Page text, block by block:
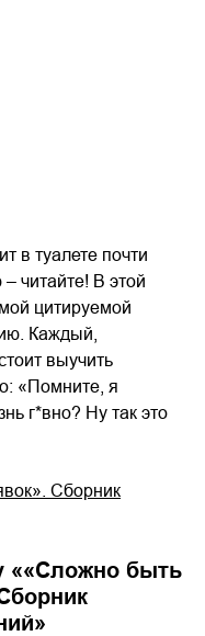
в туалете почти
читайте! В этой
цитируемой
Каждый,
выучить
«Помните, я
г*вно? Ну так это
Сборник
««Сложно быть
»